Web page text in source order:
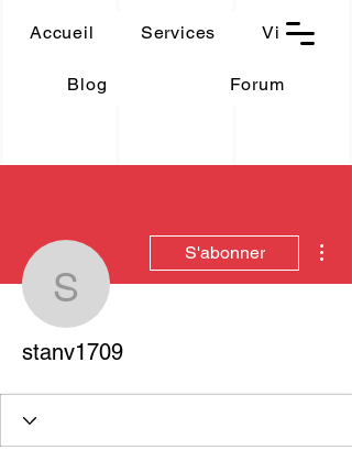
THAUMASIA
Accueil Services Vidéos
Blog Forum
stanv1709
S'abonner
stanv1709